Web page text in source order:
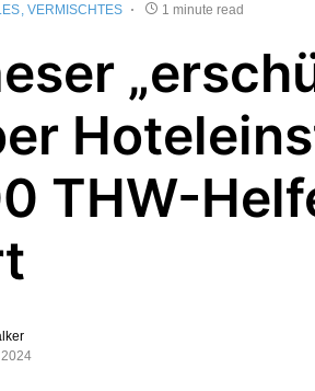
VERMISCHTES 1 minute read
THW-